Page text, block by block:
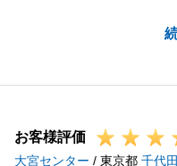
だきましたが、賃貸
ご郵送のご対応等、O
で、お引渡しまでス
O様のご希望のご条件
も大変嬉しく思ってお
お客様評価
大宮センター / 東京都 千代